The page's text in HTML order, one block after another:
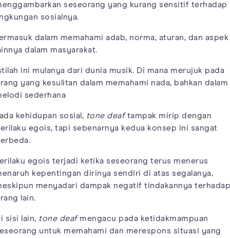
seseorang yang kurang sensitif terhadap
sosialnya.
dalam memahami adab, norma, aturan, dan aspek
dalam masyarakat.
ini mulanya dari dunia musik. Di mana merujuk pada
yang kesulitan dalam memahami nada, bahkan dalam
sederhana
kehidupan sosial, tone deaftampak mirip dengan
egois, tapi sebenarnya kedua konsep ini sangat
egois terjadi ketika seseorang terus menerus
kepentingan dirinya sendiri di atas segalanya,
menyadari dampak negatif tindakannya terhadap
lain.
sisi lain, tone deafmengacu pada ketidakmampuan
untuk memahami dan merespons situasi yang